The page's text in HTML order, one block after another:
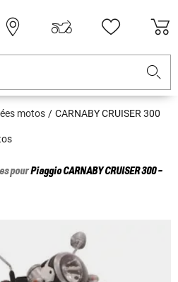
motos CARNABY CRUISER 300
pourPiaggioCARNABY CRUISER 300 -